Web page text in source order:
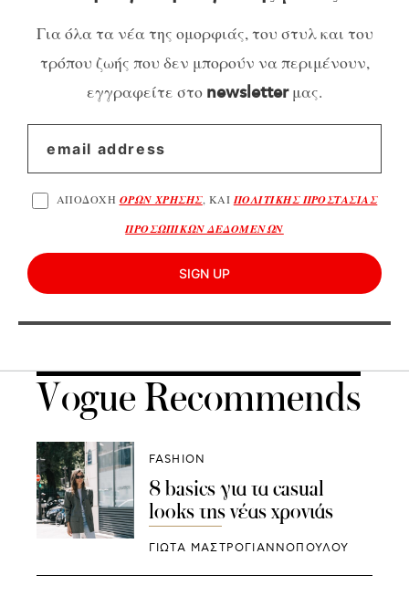
Για όλα τα νέα της ομορφιάς, του στυλ και του
τρόπου ζωής που δεν μπορούν να περιμένουν,
εγγραφείτε στο newsletterμας.
ΑΠΟΔΟΧΗ ΟΡΩΝ ΧΡΗΣΗΣ, ΚΑΙ ΠΟΛΙΤΙΚΗΣ ΠΡΟΣΤΑΣΙΑΣ
ΠΡΟΣΩΠΙΚΩΝ ΔΕΔΟΜΕΝΩΝ
SIGN UP
Vogue Recommends
FASHION
8 basics για τα casual
looks της νέας χρονιάς
ΓΙΩΤΑ ΜΑΣΤΡΟΓΙΑΝΝΟΠΟΥΛΟΥ